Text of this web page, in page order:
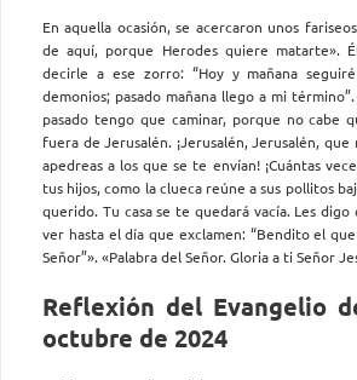
En aquella ocasión, se acercaron unos
de aquí, porque Herodes quiere matarte».
decirle a ese zorro: “Hoy y mañana
demonios; pasado mañana llego a mi
pasado tengo que caminar, porque no cabe
fuera de Jerusalén. ¡Jerusalén, Jerusalén,
apedreas a los que se te envían! ¡Cuántas
tus hijos, como la clueca reúne a sus pollitos
querido. Tu casa se te quedará vacía. Les
ver hasta el día que exclamen: “Bendito el
Señor”». «Palabra del Señor. Gloria a ti Señor
Reflexión del Evangelio
octubre de 2024